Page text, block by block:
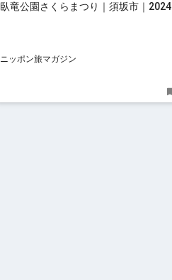
臥竜公園さくらまつり｜須坂市｜2024
ニッポン旅マガジン